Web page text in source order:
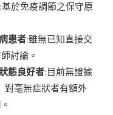
:基於免疫調節之保守原
患者:雖無已知直接交
討論。
態良好者:目前無證據
對毫無症狀者有額外